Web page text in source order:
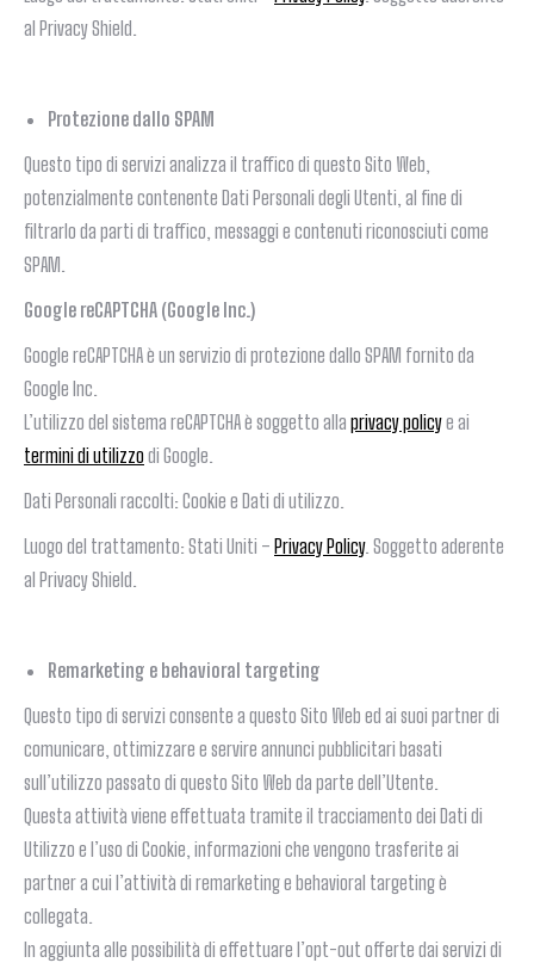
al Privacy Shield.
Protezione dallo SPAM
Questo tipo di servizi analizza il traffico di questo Sito Web,
potenzialmente contenente Dati Personali degli Utenti, al fine di
filtrarlo da parti di traffico, messaggi e contenuti riconosciuti come
SPAM.
Google reCAPTCHA (Google Inc.)
Google reCAPTCHA è un servizio di protezione dallo SPAM fornito da
Google Inc.
L’utilizzo del sistema reCAPTCHA è soggetto alla privacy policye ai
termini di utilizzodi Google.
Dati Personali raccolti: Cookie e Dati di utilizzo.
Luogo del trattamento: Stati Uniti – Privacy Policy. Soggetto aderente
al Privacy Shield.
Remarketing e behavioral targeting
Questo tipo di servizi consente a questo Sito Web ed ai suoi partner di
comunicare, ottimizzare e servire annunci pubblicitari basati
sull’utilizzo passato di questo Sito Web da parte dell’Utente.
Questa attività viene effettuata tramite il tracciamento dei Dati di
Utilizzo e l’uso di Cookie, informazioni che vengono trasferite ai
partner a cui l’attività di remarketing e behavioral targeting è
collegata.
In aggiunta alle possibilità di effettuare l’opt-out offerte dai servizi di